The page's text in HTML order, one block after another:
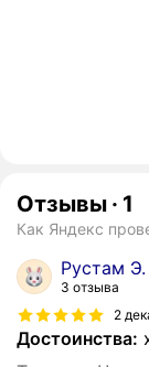
Отзывы · 1
Как Яндекс
Рустам Э.
3 отзыва
2
Достоинства: